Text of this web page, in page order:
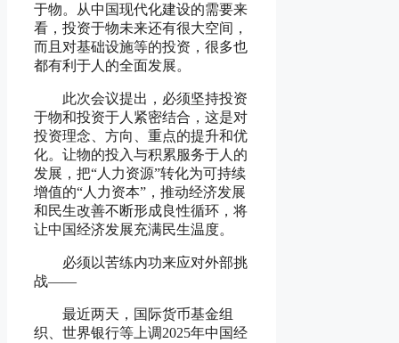
于物。从中国现代化建设的需要来
看，投资于物未来还有很大空间，
而且对基础设施等的投资，很多也
都有利于人的全面发展。
此次会议提出，必须坚持投资
于物和投资于人紧密结合，这是对
投资理念、方向、重点的提升和优
化。让物的投入与积累服务于人的
发展，把“人力资源”转化为可持续
增值的“人力资本”，推动经济发展
和民生改善不断形成良性循环，将
让中国经济发展充满民生温度。
必须以苦练内功来应对外部挑
战——
最近两天，国际货币基金组
织、世界银行等上调2025年中国经